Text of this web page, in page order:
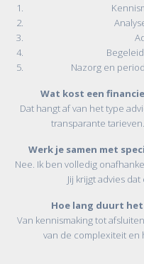
Nazorg en
Wat kost een
Dat hangt af van het type
transparante
Werk je samen met
Nee. Ik ben volledig
Jij krijgt advies
Hoe lang duurt
Van kennismaking tot
van de complexiteit en